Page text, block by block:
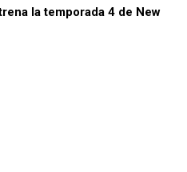
la temporada 4 de New